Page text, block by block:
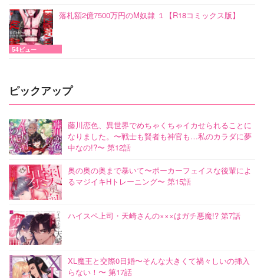
落札額2億7500万円のM奴隷 １【R18コミックス版】
54ビュー
ピックアップ
藤川恋色、異世界でめちゃくちゃイカせられることに
なりました。〜戦士も賢者も神官も…私のカラダに夢
中なの!?〜 第12話
奥の奥の奥まで暴いて〜ポーカーフェイスな後輩によ
るマジイキHトレーニング〜 第15話
ハイスペ上司・天崎さんの×××はガチ悪魔!? 第7話
XL魔王と交際0日婚〜そんな大きくて禍々しいの挿入
らない！〜 第17話